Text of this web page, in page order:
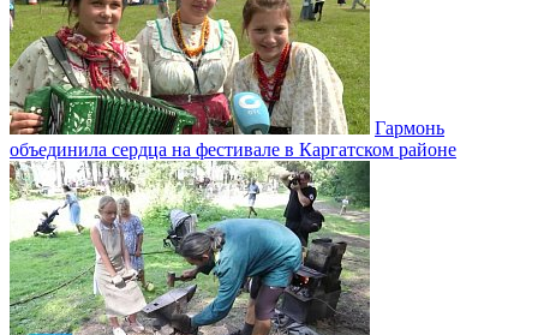
Гармонь
объединила сердца на фестивале в Каргатском районе